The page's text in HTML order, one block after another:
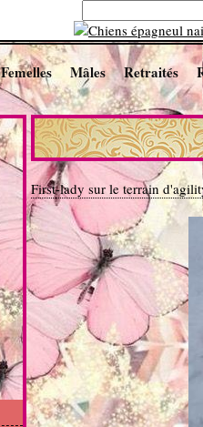
Femelles Mâles Retraités
First-lady sur le terrain